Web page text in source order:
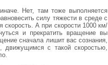
Нет, там тоже выполняется
силу тяжести в среде с
скорость. А при скорости 1000 км/
и прекратить вращение вы
сначала лишит вас сознания,
движущимся с такой скоростью,